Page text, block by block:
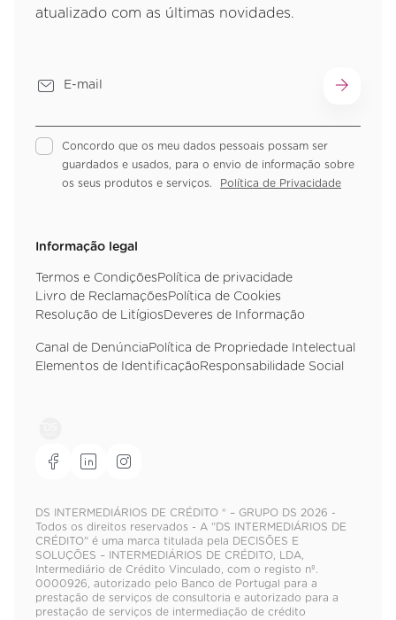
atualizado com as últimas novidades.
Concordo que os meu dados pessoais possam ser
guardados e usados, para o envio de informação sobre
os seus produtos e serviços.
Política de Privacidade
Informação legal
Termos e Condições Política de privacidade
Livro de Reclamações Política de Cookies
Resolução de Litígios Deveres de Informação
Canal de Denúncia Política de Propriedade Intelectual
Elementos de Identificação Responsabilidade Social
DS INTERMEDIÁRIOS DE CRÉDITO ® – GRUPO DS 2026 -
Todos os direitos reservados - A "DS INTERMEDIÁRIOS DE
CRÉDITO" é uma marca titulada pela DECISÕES E
SOLUÇÕES – INTERMEDIÁRIOS DE CRÉDITO, LDA,
Intermediário de Crédito Vinculado, com o registo nº.
0000926, autorizado pelo Banco de Portugal para a
prestação de serviços de consultoria e autorizado para a
prestação de serviços de intermediação de crédito